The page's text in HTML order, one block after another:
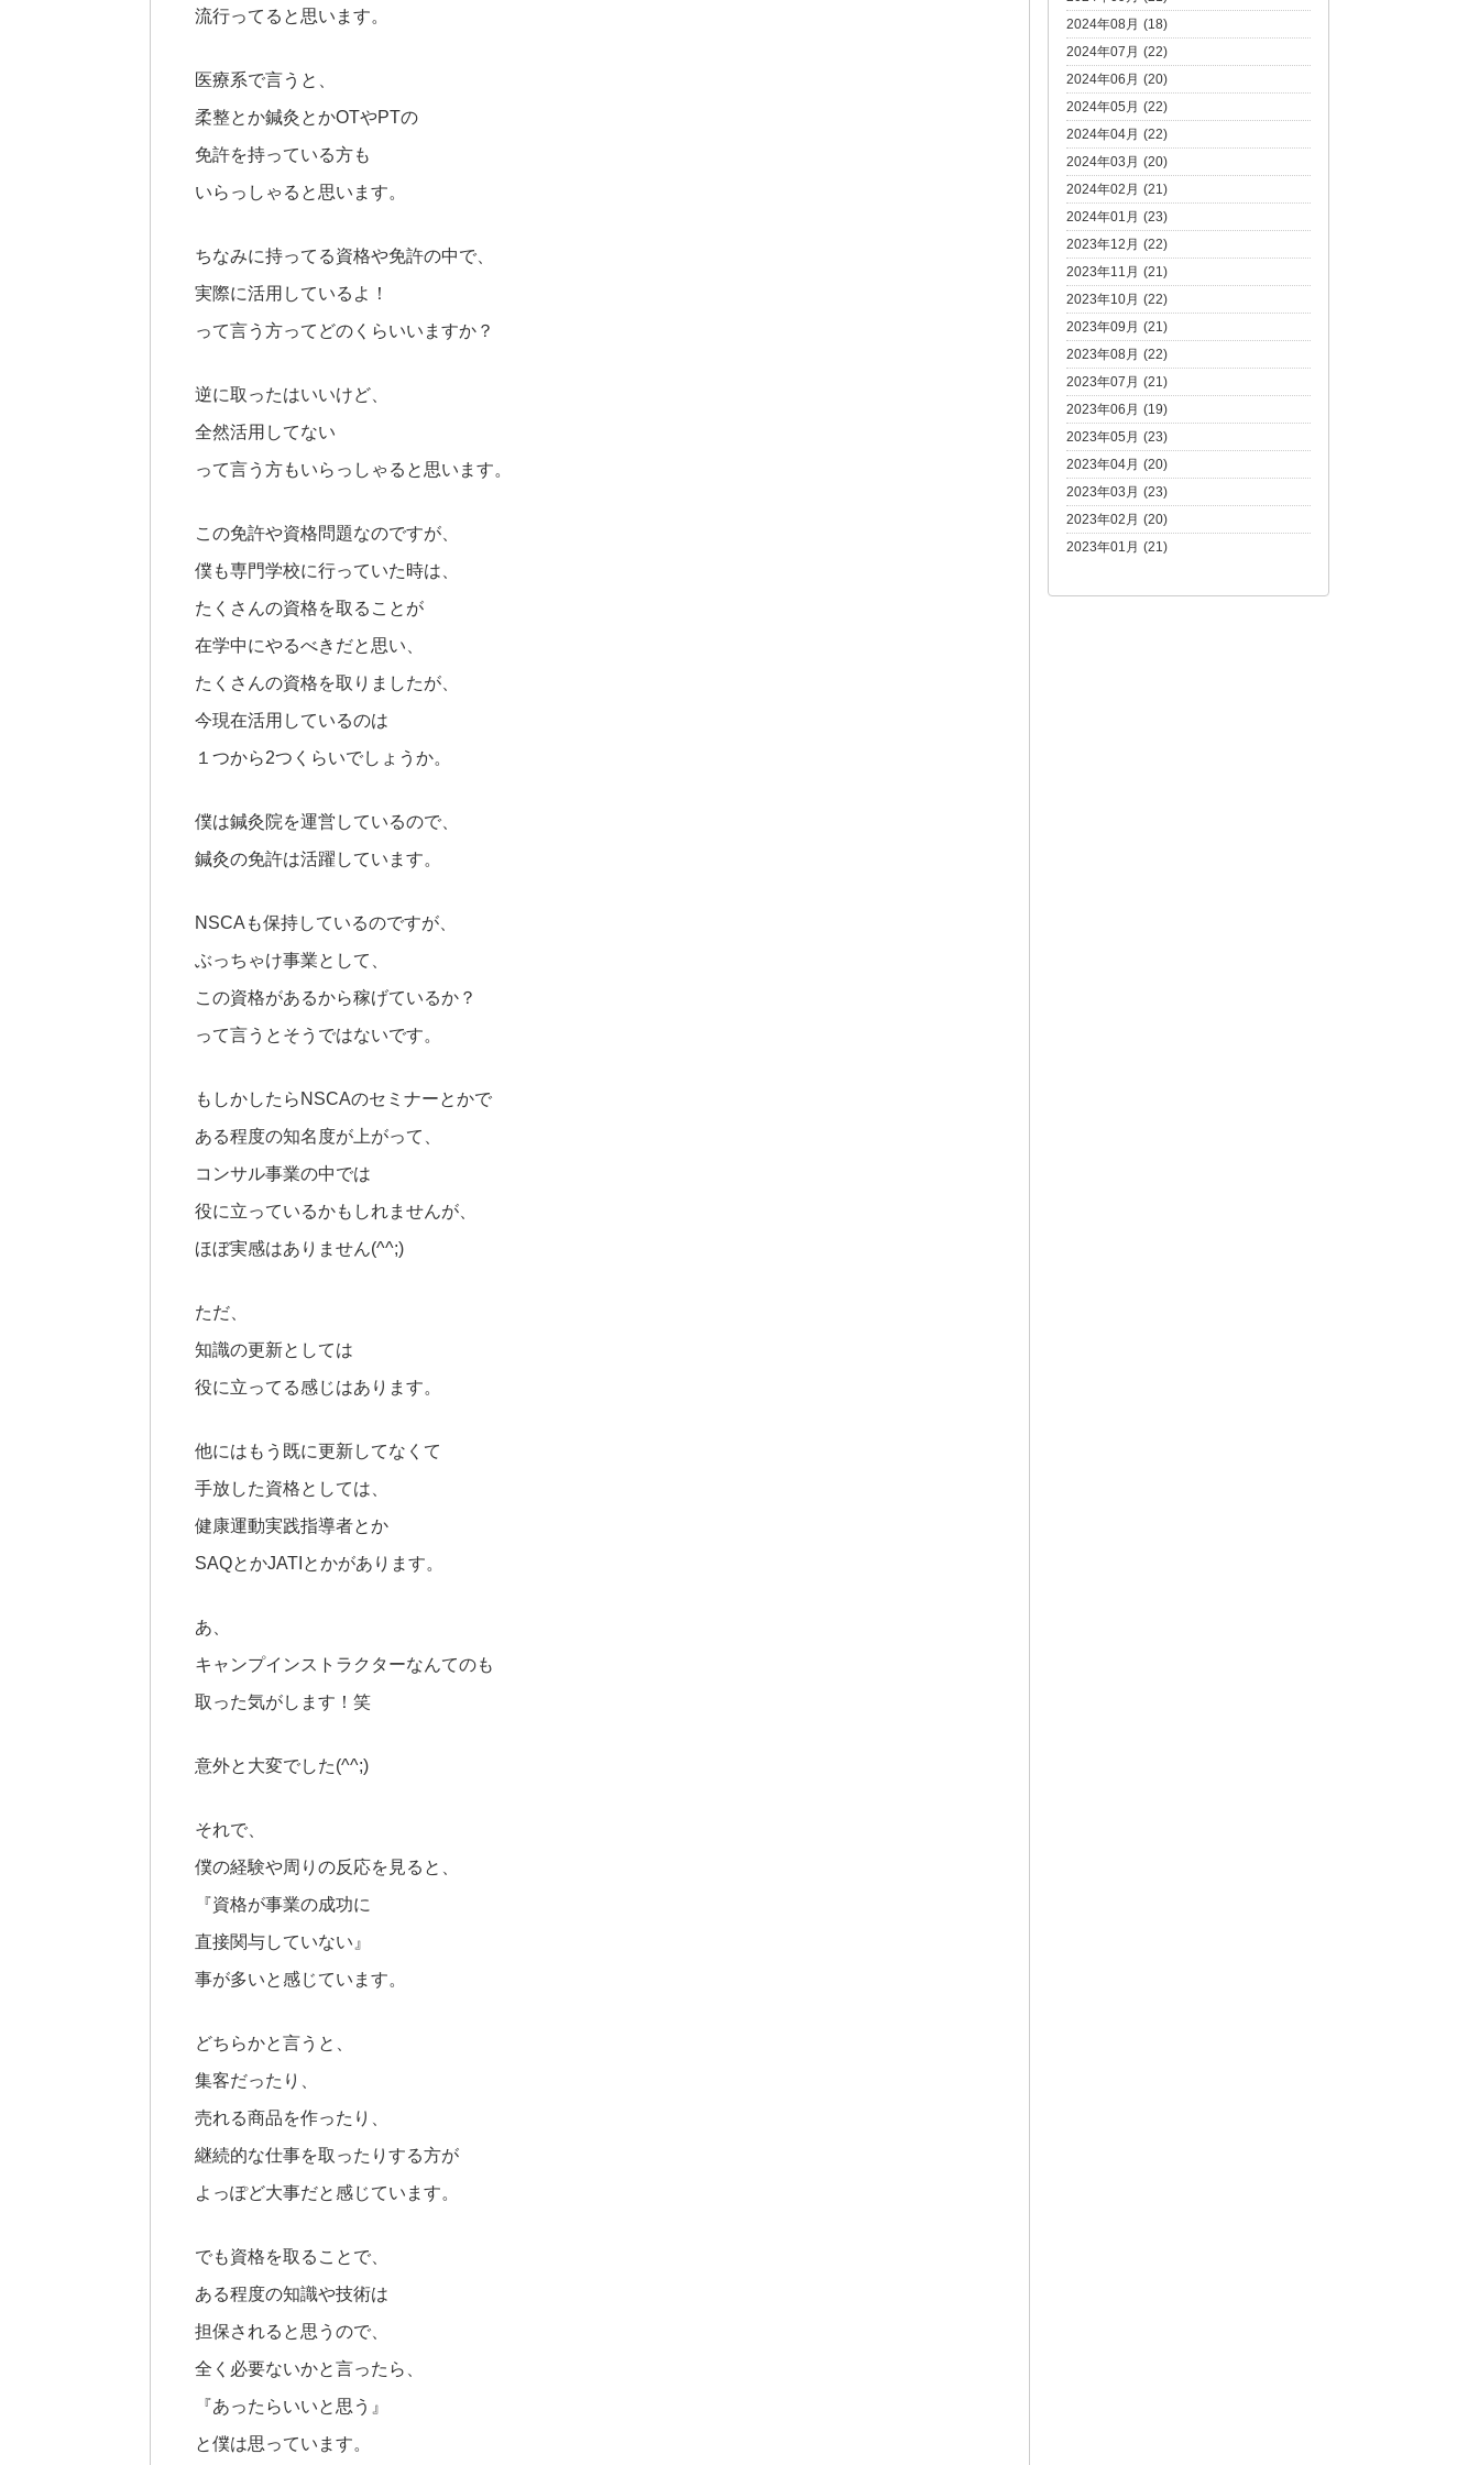
流行ってると思います。
医療系で言うと、
柔整とか鍼灸とかOTやPTの
免許を持っている方も
いらっしゃると思います。
ちなみに持ってる資格や免許の中で、
実際に活用しているよ！
って言う方ってどのくらいいますか？
逆に取ったはいいけど、
全然活用してない
って言う方もいらっしゃると思います。
この免許や資格問題なのですが、
僕も専門学校に行っていた時は、
たくさんの資格を取ることが
在学中にやるべきだと思い、
たくさんの資格を取りましたが、
今現在活用しているのは
１つから2つくらいでしょうか。
僕は鍼灸院を運営しているので、
鍼灸の免許は活躍しています。
NSCAも保持しているのですが、
ぶっちゃけ事業として、
この資格があるから稼げているか？
って言うとそうではないです。
もしかしたらNSCAのセミナーとかで
ある程度の知名度が上がって、
コンサル事業の中では
役に立っているかもしれませんが、
ほぼ実感はありません(^^;)
ただ、
知識の更新としては
役に立ってる感じはあります。
他にはもう既に更新してなくて
手放した資格としては、
健康運動実践指導者とか
SAQとかJATIとかがあります。
あ、
キャンプインストラクターなんてのも
取った気がします！笑
意外と大変でした(^^;)
それで、
僕の経験や周りの反応を見ると、
『資格が事業の成功に
直接関与していない』
事が多いと感じています。
どちらかと言うと、
集客だったり、
売れる商品を作ったり、
継続的な仕事を取ったりする方が
よっぽど大事だと感じています。
でも資格を取ることで、
ある程度の知識や技術は
担保されると思うので、
全く必要ないかと言ったら、
『あったらいいと思う』
と僕は思っています。
2024年08月 (18)
2024年07月 (22)
2024年06月 (20)
2024年05月 (22)
2024年04月 (22)
2024年03月 (20)
2024年02月 (21)
2024年01月 (23)
2023年12月 (22)
2023年11月 (21)
2023年10月 (22)
2023年09月 (21)
2023年08月 (22)
2023年07月 (21)
2023年06月 (19)
2023年05月 (23)
2023年04月 (20)
2023年03月 (23)
2023年02月 (20)
2023年01月 (21)